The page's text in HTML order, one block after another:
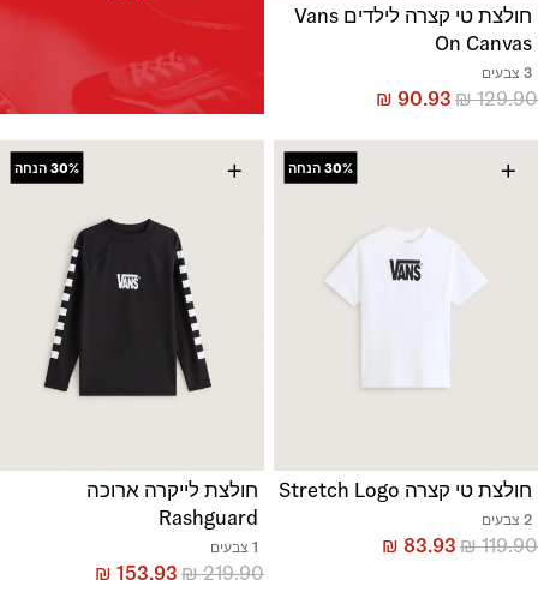
חולצת טי קצרה לילדים Vans
On Canvas
3 צבעים
₪129.90
₪ 90.93
+
30% הנחה
חולצת טי קצרה Stretch Logo
2 צבעים
₪119.90
₪ 83.93
+
30% הנחה
חולצת לייקרה ארוכה
Rashguard
1 צבעים
₪219.90
₪ 153.93